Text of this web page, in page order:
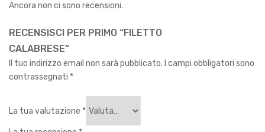
Ancora non ci sono recensioni.
RECENSISCI PER PRIMO “FILETTO
CALABRESE”
Il tuo indirizzo email non sarà pubblicato. I campi obbligatori sono
contrassegnati *
La tua valutazione *